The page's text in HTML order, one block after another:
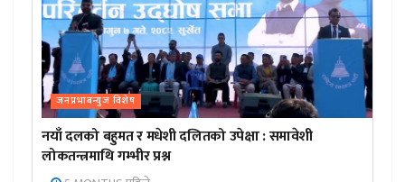
जनप्रभाबन्युज विशेष
नयाँ दलको बहुमत र मधेशी दलितको उपेक्षा : समावेशी
लोकतन्त्रमाथि गम्भीर प्रश्न